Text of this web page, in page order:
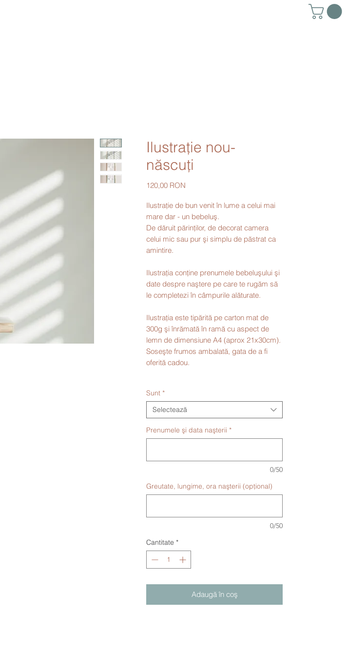
Ilustraţie nou-
născuţi
120,00 RON
Ilustraţie de bun venit în lume a celui mai
mare dar - un bebeluş.
De dăruit părinţilor, de decorat camera
celui mic sau pur şi simplu de păstrat ca
amintire.
Ilustraţia conţine prenumele bebeluşului şi
date despre naştere pe care te rugăm să
le completezi în câmpurile alăturate.
Ilustraţia este tipărită pe carton mat de
300g şi înrămată în ramă cu aspect de
lemn de dimensiune A4 (aprox 21x30cm).
Soseşte frumos ambalată, gata de a fi
oferită cadou.
Sunt *
Selectează
Prenumele şi data naşterii *
0/50
Greutate, lungime, ora naşterii (opțional)
0/50
Cantitate *
Adaugă în coş